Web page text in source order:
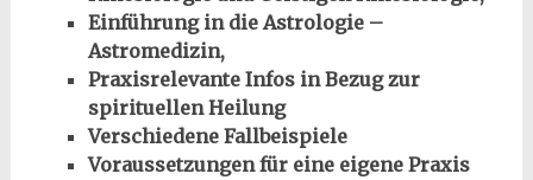
Einführung in die Astrologie –
Astromedizin,
Praxisrelevante Infos in Bezug zur
spirituellen Heilung
Verschiedene Fallbeispiele
Voraussetzungen für eine eigene Praxis